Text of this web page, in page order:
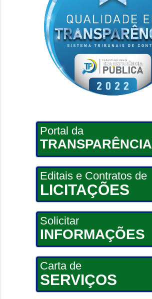
Portal da
TRANSPARÊNCIA
Editais e Contratos de
LICITAÇÕES
Solicitar
INFORMAÇÕES
Carta de
SERVIÇOS